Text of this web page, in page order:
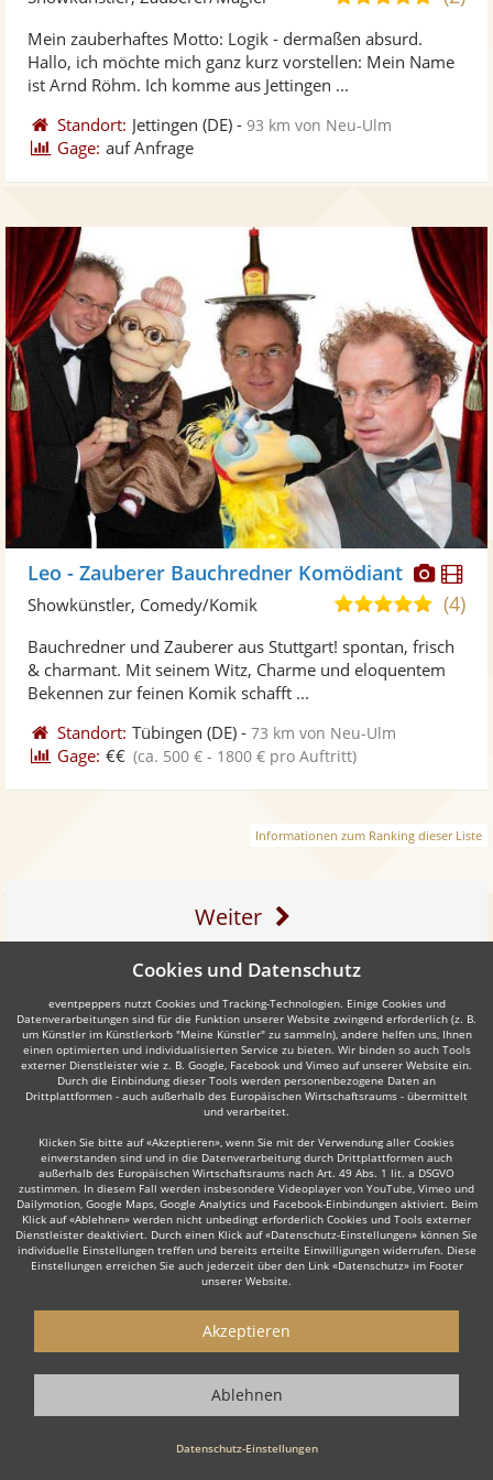
Mein zauberhaftes Motto: Logik - dermaßen absurd.
Hallo, ich möchte mich ganz kurz vorstellen: Mein Name
ist Arnd Röhm. Ich komme aus Jettingen ...
Standort: Jettingen (DE) -93 km von Neu-Ulm
Gage: auf Anfrage
Fotos
Leo - Zauberer Bauchredner Komödiant
5,0
5
(4)
Showkünstler, Comedy/Komik
Bauchredner und Zauberer aus Stuttgart! spontan, frisch
& charmant. Mit seinem Witz, Charme und eloquentem
Bekennen zur feinen Komik schafft ...
Standort: Tübingen (DE) -73 km von Neu-Ulm
Gage: €€ (ca. 500 € - 1800 € pro Auftritt)
Informationen zum Ranking dieser Liste
Weiter
Auch interessant:
Feuer- & Schlangen
Wie funktioniert's?
Starten Sie mit dem Button 'Kostenlos anfragen' eine Anfrage an die für
Cookies und Datenschutz
eventpeppers nutzt Cookies und Tracking-Technologien. Einige Cookies und
Datenverarbeitungen sind für die Funktion unserer Website zwingend erforderlich (z. B.
um Künstler im Künstlerkorb "Meine Künstler" zu sammeln), andere helfen uns, Ihnen
einen optimierten und individualisierten Service zu bieten. Wir binden so auch Tools
externer Dienstleister wie z. B. Google, Facebook und Vimeo auf unserer Website ein.
Durch die Einbindung dieser Tools werden personenbezogene Daten an
Drittplattformen - auch außerhalb des Europäischen Wirtschaftsraums - übermittelt
und verarbeitet.
Klicken Sie bitte auf «Akzeptieren», wenn Sie mit der Verwendung aller Cookies
einverstanden sind und in die Datenverarbeitung durch Drittplattformen auch
außerhalb des Europäischen Wirtschaftsraums nach Art. 49 Abs. 1 lit. a DSGVO
zustimmen. In diesem Fall werden insbesondere Videoplayer von YouTube, Vimeo und
Dailymotion, Google Maps, Google Analytics und Facebook-Einbindungen aktiviert. Beim
Klick auf «Ablehnen» werden nicht unbedingt erforderlich Cookies und Tools externer
Dienstleister deaktiviert. Durch einen Klick auf «Datenschutz-Einstellungen» können Sie
individuelle Einstellungen treffen und bereits erteilte Einwilligungen widerrufen. Diese
Einstellungen erreichen Sie auch jederzeit über den Link «Datenschutz» im Footer
unserer Website.
Datenschutz-Einstellungen
Akzeptieren
Ablehnen